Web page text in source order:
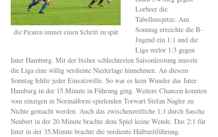
die Piraten immer einen Schritt zu spät
Lorbeer die
Tabellenspitze. Am
Sonntag erreichte die B-
Jugend ein 1:1 und die
Liga verlor 1:3 gegen
Inter Hamburg. Mit der bisher schlechtesten Saisonleistung musste
die Liga eine völlig verdiente Niederlage hinnehmen. An diesem
Sonntag fehlte jeder Einsatzwille. So war es kein Wunder das Inter
Hamburg in der 15.Minute in Führung ging. Weitere Chancen konnten
vom einzigen in Normalform spielenden Torwart Stefan Nagler zu
Nichte gemacht werden. Auch das zwischenzeitliche 1:1 durch Sascha
Neubert in der 20.Minute brachte dem Spiel keine Wende. Das 2:1 für
Inter in der 35.Minute brachte die verdiente Halbzeitführung.